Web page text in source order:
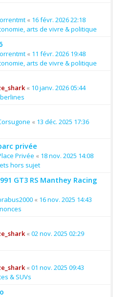
« 16 févr. 2026 22:18
arts de vivre & politique
« 11 févr. 2026 19:48
arts de vivre & politique
« 10 janv. 2026 05:44
« 13 déc. 2025 17:36
privée
Privée « 18 nov. 2025 14:08
hors sujet
GT3 RS Manthey Racing
« 16 nov. 2025 14:43
« 02 nov. 2025 02:29
« 01 nov. 2025 09:43
& SUVs